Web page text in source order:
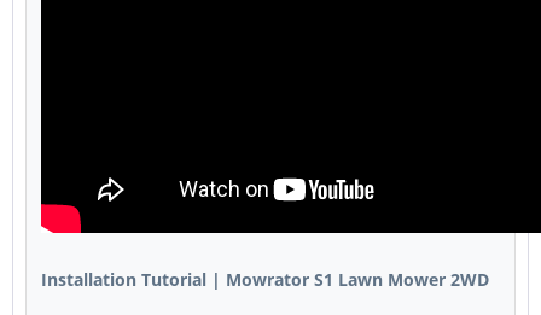
Installation Tutorial | Mowrator S1 Lawn Mower 2WD